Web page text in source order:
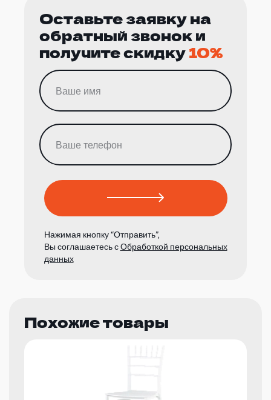
Оставьте заявку на
обратный звонок и
получите скидку10%
Нажимая кнопку “Отправить”,
Вы соглашаетесь сОбработкой персональных
данных
Похожие товары